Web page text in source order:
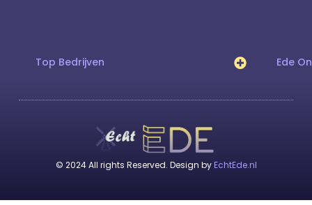
Top Bedrijven Ede
© 2024 All rights Reserved. Design byEchtEde.nl